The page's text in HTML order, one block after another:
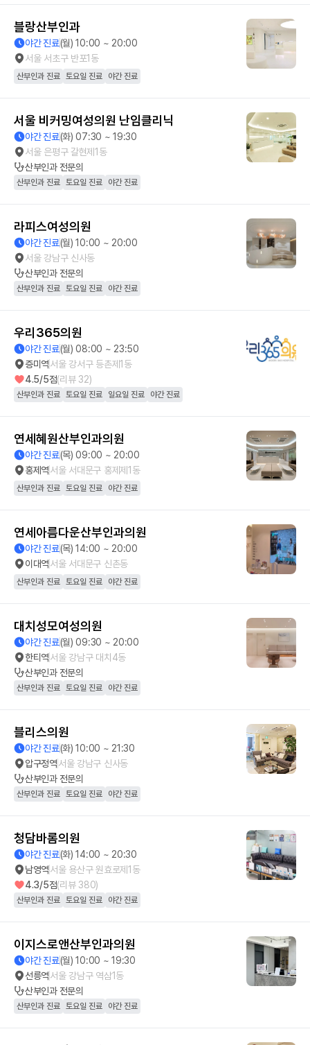
블랑산부인과
야간 진료(월) 10:00 ~ 20:00
서울 서초구 반포1동
산부인과 진료 토요일 진료 야간 진료
서울 비커밍여성의원 난임클리닉
야간 진료(화) 07:30 ~ 19:30
서울 은평구 갈현제1동
산부인과전문의
산부인과 진료 토요일 진료 야간 진료
라피스여성의원
야간 진료(월) 10:00 ~ 20:00
서울 강남구 신사동
산부인과전문의
산부인과 진료 토요일 진료 야간 진료
우리365의원
야간 진료(월) 08:00 ~ 23:50
증미역서울 강서구 등촌제1동
4.5/5점(리뷰 32)
산부인과 진료 토요일 진료 일요일 진료 야간 진료
연세혜원산부인과의원
야간 진료(목) 09:00 ~ 20:00
홍제역서울 서대문구 홍제제1동
산부인과 진료 토요일 진료 야간 진료
연세아름다운산부인과의원
야간 진료(목) 14:00 ~ 20:00
이대역서울 서대문구 신촌동
산부인과 진료 토요일 진료 야간 진료
대치성모여성의원
야간 진료(월) 09:30 ~ 20:00
한티역서울 강남구 대치4동
산부인과전문의
산부인과 진료 토요일 진료 야간 진료
블리스의원
야간 진료(화) 10:00 ~ 21:30
압구정역서울 강남구 신사동
산부인과전문의
산부인과 진료 토요일 진료 야간 진료
청담바롬의원
야간 진료(화) 14:00 ~ 20:30
남영역서울 용산구 원효로제1동
4.3/5점(리뷰 380)
산부인과 진료 토요일 진료 야간 진료
이지스로앤산부인과의원
야간 진료(월) 10:00 ~ 19:30
선릉역서울 강남구 역삼1동
산부인과전문의
산부인과 진료 토요일 진료 야간 진료